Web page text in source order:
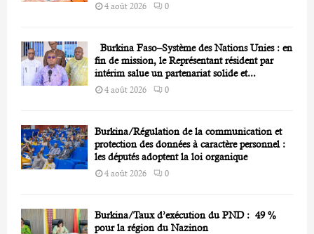
4 août 2026 0
Burkina Faso–Système des Nations Unies : en
fin de mission, le Représentant résident par
intérim salue un partenariat solide et...
4 août 2026 0
Burkina/Régulation de la communication et
protection des données à caractère personnel :
les députés adoptent la loi organique
4 août 2026 0
Burkina/Taux d’exécution du PND : 49 %
pour la région du Nazinon